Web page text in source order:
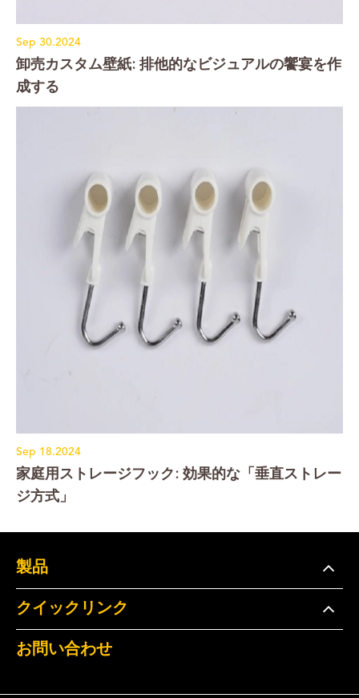
Sep 30.2024
卸売カスタム壁紙: 排他的なビジュアルの饗宴を作
成する
Sep 18.2024
家庭用ストレージフック: 効果的な「垂直ストレー
ジ方式」
製品
クイックリンク
お問い合わせ